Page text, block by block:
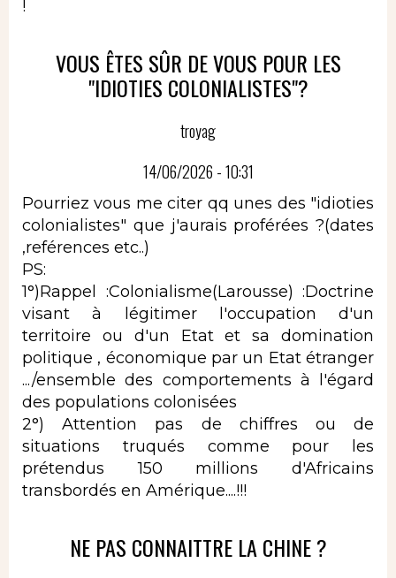
!
VOUS ÊTES SÛR DE VOUS POUR LES
"IDIOTIES COLONIALISTES"?
troyag
14/06/2026 - 10:31
Pourriez vous me citer qq unes des "idioties
colonialistes" que j'aurais proférées ?(dates
,reférences etc..)
PS:
1°)Rappel :Colonialisme(Larousse) :Doctrine
visant à légitimer l'occupation d'un
territoire ou d'un Etat et sa domination
politique , économique par un Etat étranger
.../ensemble des comportements à l'égard
des populations colonisées
2°) Attention pas de chiffres ou de
situations truqués comme pour les
prétendus 150 millions d'Africains
transbordés en Amérique....!!!
NE PAS CONNAITTRE LA CHINE ?